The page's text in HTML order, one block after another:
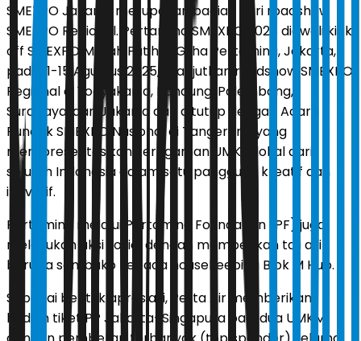
SMEXPO Jakarta merupakan bagian dari roadshow
SMEXPO Regional. Pertamina SMEXPO 2025 diawali kick
off SMEXPO Merah Putih di Grha Pertamina, Jakarta,
pada 11-15 Agustus 2025, dilanjutkan roadshow SMEXPO
Regional di Yogyakarta, Bandung, Palembang,
Surabaya, dan Jakarta dan ditutup dengan Acara
Puncak SMEXPO Nasional di Tangerang yang
merepresentasikan keragaman UMKM lokal dari
seluruh Indonesia dalam satu panggung kreatif dan
inovatif.
Pertamina melalui Pertamina Foundation (PF) juga
melakukan aksi sosial dengan memberikan tali asih
berupa sembako kepada housekeeping Blok M Hub.
Sebagai bentuk apresiasi, Pelita Air memberikan
hadiah tiket PP Jakarta–Singapura bagi dua UMKM